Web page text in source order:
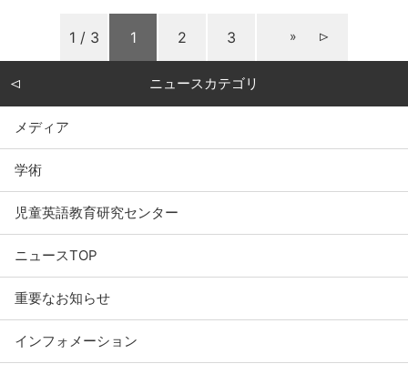
1 / 3 1 2 3 »
ニュースカテゴリ
メディア
学術
児童英語教育研究センター
ニュースTOP
重要なお知らせ
インフォメーション